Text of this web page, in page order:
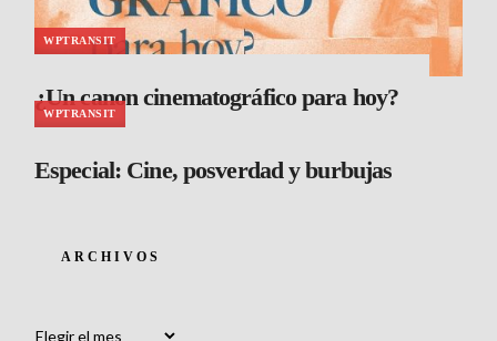
WPTRANSIT
¿Un canon cinematográfico para hoy?
WPTRANSIT
Especial: Cine, posverdad y burbujas
ARCHIVOS